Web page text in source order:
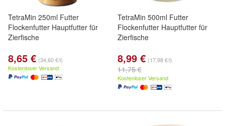
TetraMin 250ml Futter
Flockenfutter Hauptfutter für
Zierfische
8,65 € (34,60 €/l)
Kostenloser Versand
TetraMin 500ml Futter
Flockenfutter Hauptfutter für
Zierfische
8,99 € (17,98 €/l)
11,75 €
Kostenloser Versand